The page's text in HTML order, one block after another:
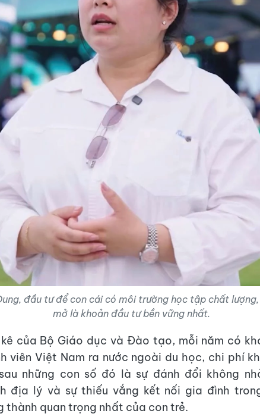
đầu tư để con cái có môi trường học tập chất
mở là khoản đầu tư bền vững nhất.
của Bộ Giáo dục và Đào tạo, mỗi năm có
viên Việt Nam ra nước ngoài du học, chi phí
những con số đó là sự đánh đổi không
địa lý và sự thiếu vắng kết nối gia đình
thành quan trọng nhất của con trẻ.